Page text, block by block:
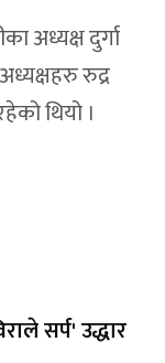
अध्यक्ष दुर्गा
रुद्र
थियो ।
सर्प' उद्धार